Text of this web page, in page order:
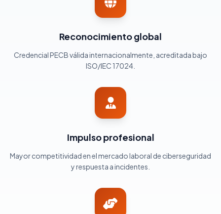
Reconocimiento global
Credencial PECB válida internacionalmente, acreditada bajo
ISO/IEC 17024.
Impulso profesional
Mayor competitividad en el mercado laboral de ciberseguridad
y respuesta a incidentes.